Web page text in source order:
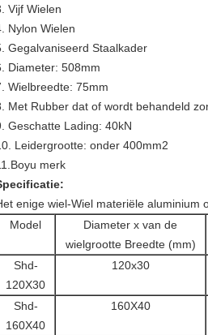
Vijf Wielen
Nylon Wielen
Gegalvaniseerd Staalkader
Diameter: 508mm
Wielbreedte: 75mm
Met Rubber dat of wordt behandeld
Geschatte Lading: 40kN
Leidergrootte: onder 400mm2
merk
enige wiel-Wiel materiële aluminium
Model
Diameter x van de
wielgrootte Breedte (mm)
Shd-
120X30
120x30
Shd-
160X40
160X40